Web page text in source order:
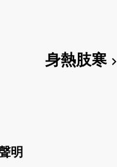
身熱肢寒chevron_right
明